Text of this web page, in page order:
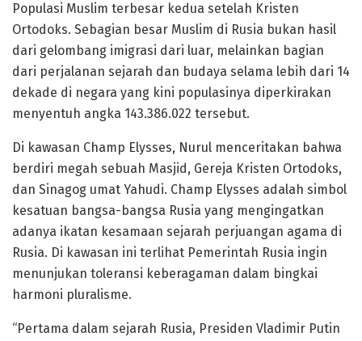
Populasi Muslim terbesar kedua setelah Kristen
Ortodoks. Sebagian besar Muslim di Rusia bukan hasil
dari gelombang imigrasi dari luar, melainkan bagian
dari perjalanan sejarah dan budaya selama lebih dari 14
dekade di negara yang kini populasinya diperkirakan
menyentuh angka 143.386.022 tersebut.
Di kawasan Champ Elysses, Nurul menceritakan bahwa
berdiri megah sebuah Masjid, Gereja Kristen Ortodoks,
dan Sinagog umat Yahudi. Champ Elysses adalah simbol
kesatuan bangsa-bangsa Rusia yang mengingatkan
adanya ikatan kesamaan sejarah perjuangan agama di
Rusia. Di kawasan ini terlihat Pemerintah Rusia ingin
menunjukan toleransi keberagaman dalam bingkai
harmoni pluralisme.
“Pertama dalam sejarah Rusia, Presiden Vladimir Putin